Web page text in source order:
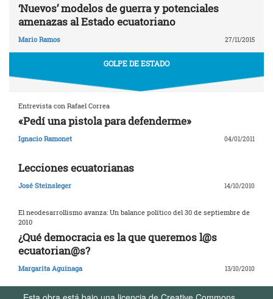
‘Nuevos’ modelos de guerra y potenciales
amenazas al Estado ecuatoriano
Mario Ramos 27/11/2015
GOLPE DE ESTADO
Entrevista con Rafael Correa
«Pedí una pistola para defenderme»
Ignacio Ramonet 04/01/2011
Lecciones ecuatorianas
José Steinsleger 14/10/2010
El neodesarrollismo avanza: Un balance político del 30 de septiembre de
2010
¿Qué democracia es la que queremos l@s
ecuatorian@s?
Margarita Aguinaga 13/10/2010